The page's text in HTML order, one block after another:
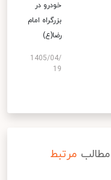
خودرو در
بزرگراه امام
رضا(ع)
1405/04/
19
مطالب مرتبط